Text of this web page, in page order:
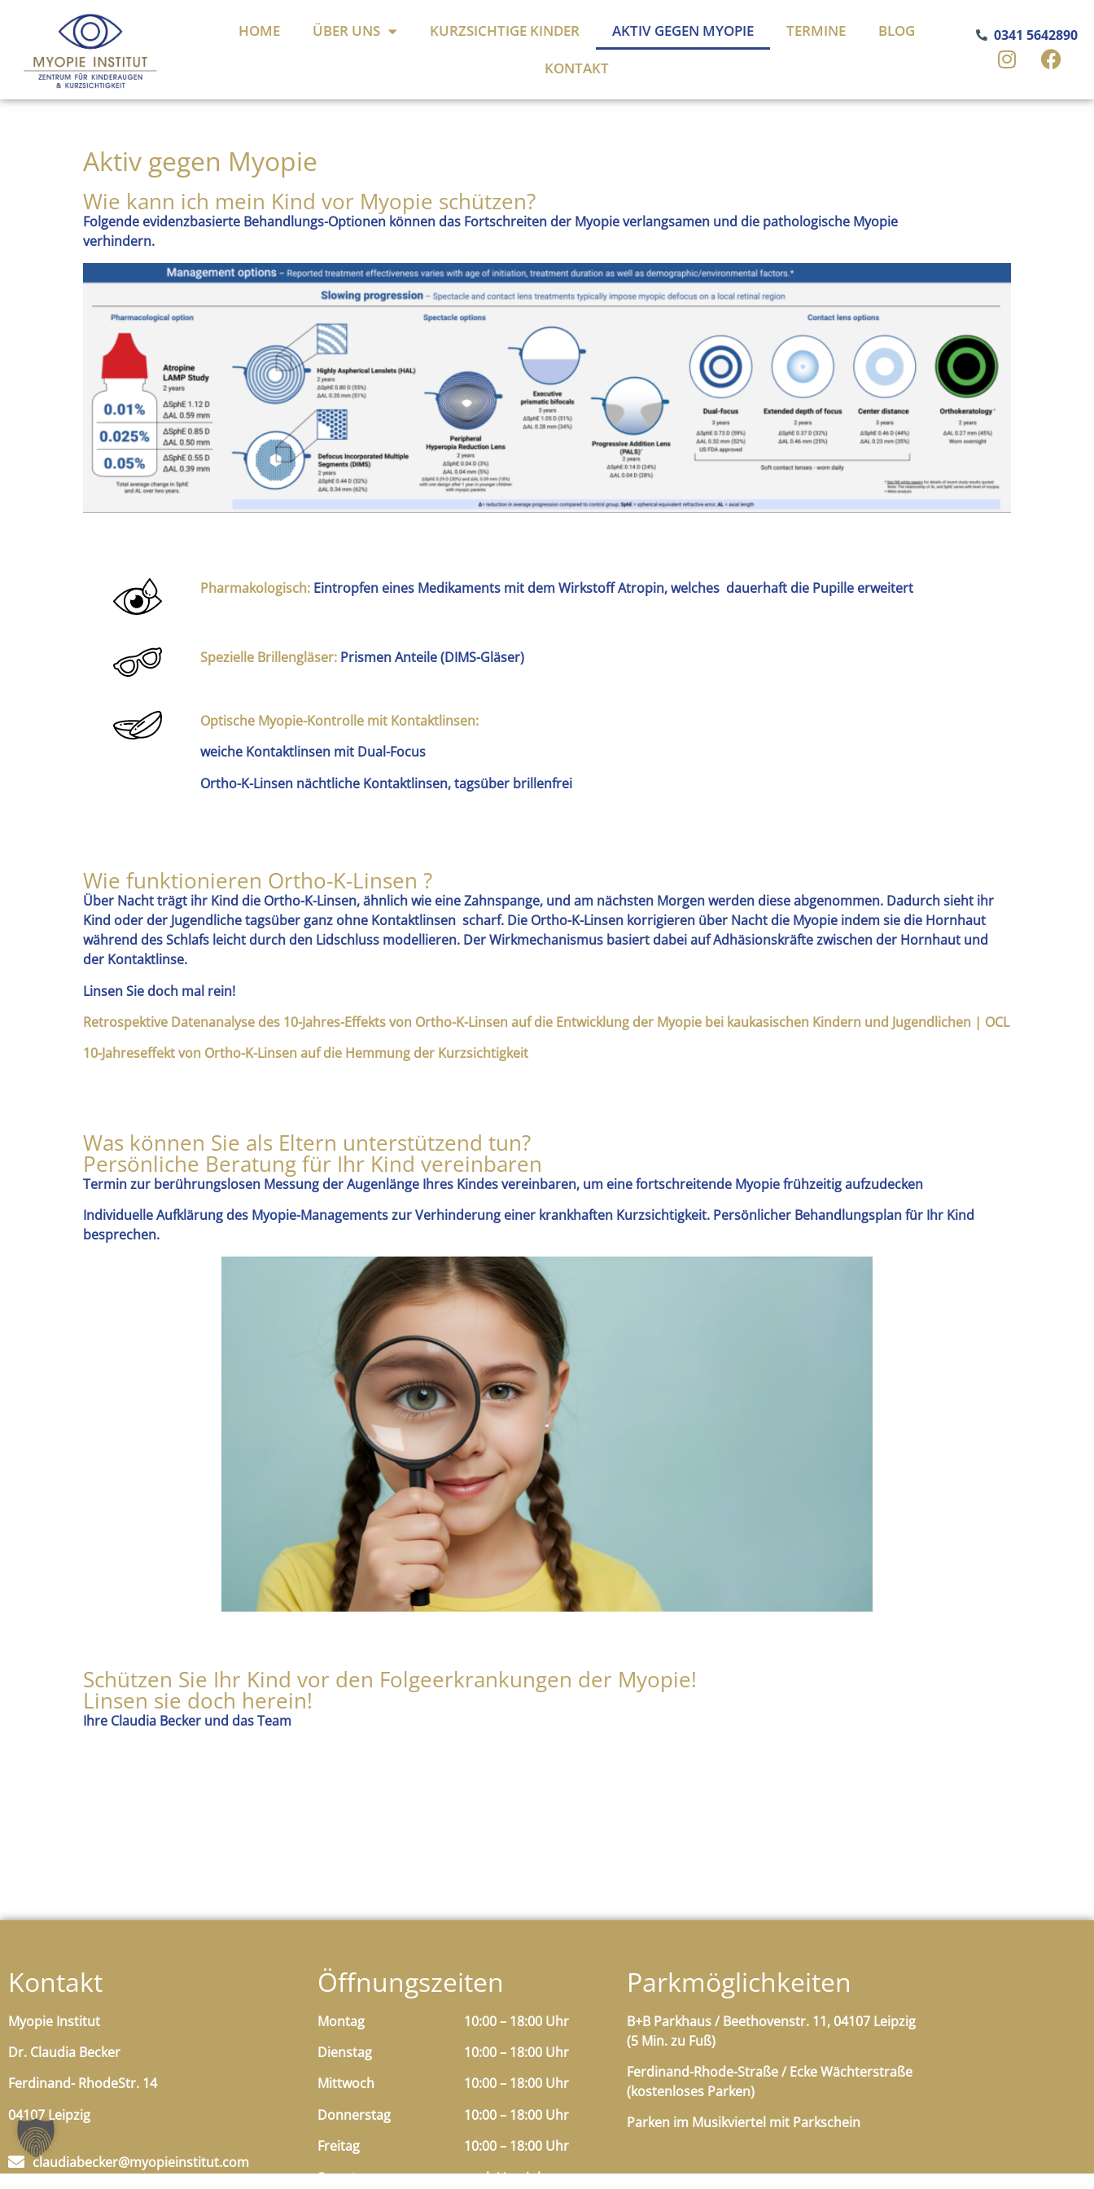
HOME ÜBER UNS KURZSICHTIGE KINDER AKTIV GEGEN MYOPIE TERMINE
BLOG
KONTAKT
0341 5642890
Aktiv gegen Myopie
Wie kann ich mein Kind vor Myopie schützen?
Folgende evidenzbasierte Behandlungs-Optionen können das Fortschreiten der Myopie verlangsamen und die pathologische Myopie
verhindern.
Pharmakologisch: Eintropfen eines Medikaments mit dem Wirkstoff Atropin, welches dauerhaft die Pupille erweitert
Spezielle Brillengläser: Prismen Anteile (DIMS-Gläser)
Optische Myopie-Kontrolle mit Kontaktlinsen:
weiche Kontaktlinsen mit Dual-Focus
Ortho-K-Linsen nächtliche Kontaktlinsen, tagsüber brillenfrei
Wie funktionieren Ortho-K-Linsen ?
Über Nacht trägt ihr Kind die Ortho-K-Linsen, ähnlich wie eine Zahnspange, und am nächsten Morgen werden diese abgenommen. Dadurch sieht ihr
Kind oder der Jugendliche tagsüber ganz ohne Kontaktlinsen scharf. Die Ortho-K-Linsen korrigieren über Nacht die Myopie indem sie die Hornhaut
während des Schlafs leicht durch den Lidschluss modellieren. Der Wirkmechanismus basiert dabei auf Adhäsionskräfte zwischen der Hornhaut und
der Kontaktlinse.
Linsen Sie doch mal rein!
Retrospektive Datenanalyse des 10-Jahres-Effekts von Ortho-K-Linsen auf die Entwicklung der Myopie bei kaukasischen Kindern und Jugendlichen | OCL
10-Jahreseffekt von Ortho-K-Linsen auf die Hemmung der Kurzsichtigkeit
Was können Sie als Eltern unterstützend tun?
Persönliche Beratung für Ihr Kind vereinbaren
Termin zur berührungslosen Messung der Augenlänge Ihres Kindes vereinbaren, um eine fortschreitende Myopie frühzeitig aufzudecken
Individuelle Aufklärung des Myopie-Managements zur Verhinderung einer krankhaften Kurzsichtigkeit. Persönlicher Behandlungsplan für Ihr Kind
besprechen.
Schützen Sie Ihr Kind vor den Folgeerkrankungen der Myopie!
Linsen sie doch herein!
Ihre Claudia Becker und das Team
Kontakt
Myopie Institut
Dr. Claudia Becker
Ferdinand- RhodeStr. 14
04107 Leipzig
claudiabecker@myopieinstitut.com
Öffnungszeiten
Montag
Dienstag
Mittwoch
Donnerstag
Freitag
Samstag
10:00 – 18:00 Uhr
10:00 – 18:00 Uhr
10:00 – 18:00 Uhr
10:00 – 18:00 Uhr
10:00 – 18:00 Uhr
nach Vereinbarung
Parkmöglichkeiten
B+B Parkhaus / Beethovenstr. 11, 04107 Leipzig
(5 Min. zu Fuß)
Ferdinand-Rhode-Straße / Ecke Wächterstraße
(kostenloses Parken)
Parken im Musikviertel mit Parkschein